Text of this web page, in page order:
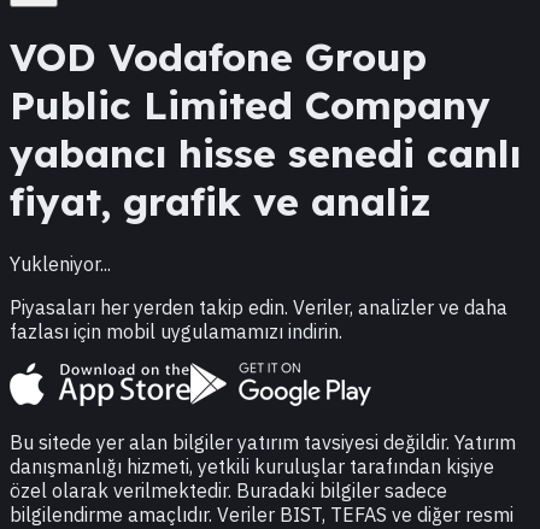
VOD Vodafone Group
Public Limited Company
yabancı hisse senedi canlı
fiyat, grafik ve analiz
Yukleniyor...
Piyasaları her yerden takip edin. Veriler, analizler ve daha
fazlası için mobil uygulamamızı indirin.
Bu sitede yer alan bilgiler yatırım tavsiyesi değildir. Yatırım
danışmanlığı hizmeti, yetkili kuruluşlar tarafından kişiye
özel olarak verilmektedir. Buradaki bilgiler sadece
bilgilendirme amaçlıdır. Veriler BIST, TEFAS ve diğer resmi